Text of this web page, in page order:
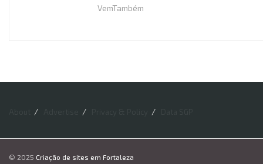
VemTambém
© 2025 Criação de sites em Fortaleza